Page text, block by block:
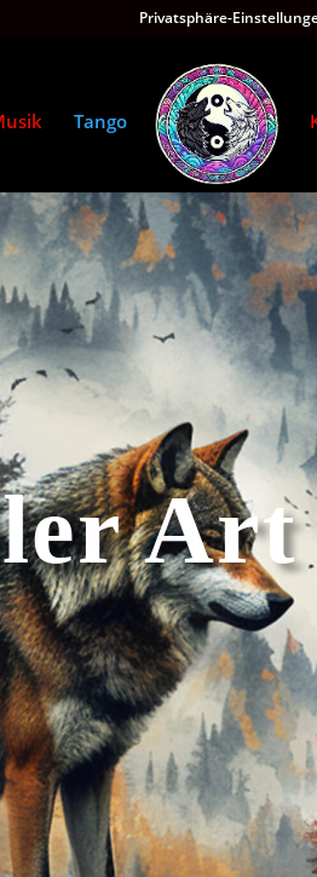
Privatsphäre-
Tango
Art